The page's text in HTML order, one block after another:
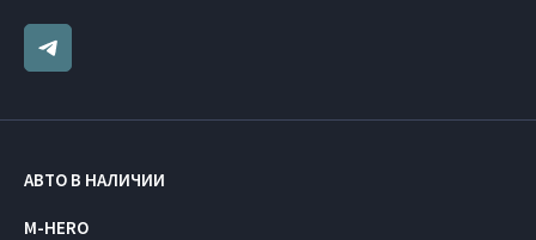
АВТО В НАЛИЧИИ
M-HERO